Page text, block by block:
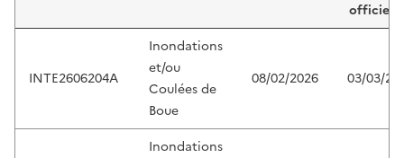
officiel
INTE2606204A
Inondations
et/ou
Coulées de
Boue
08/02/2026 03/03/
Inondations